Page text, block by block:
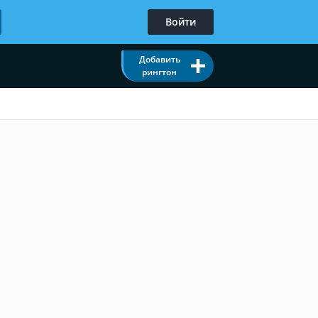
Войти
Добавить
рингтон